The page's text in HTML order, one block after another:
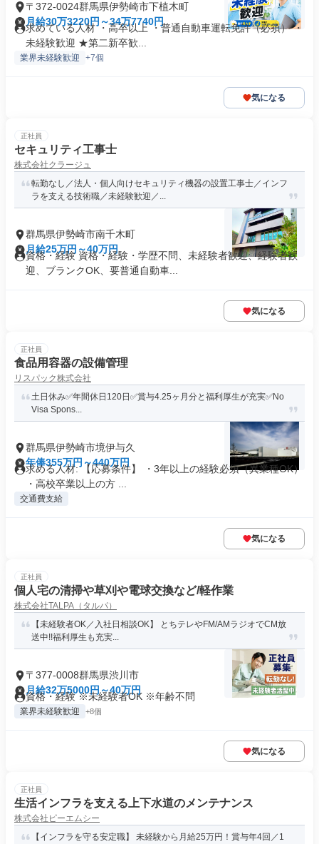
〒372-0024群馬県伊勢崎市下植木町
月給30万3220円～34万7740円
求めている人材 ・高卒以上 ・普通自動車運転免許（必須） ・
未経験歓迎 ★第二新卒歓...
業界未経験歓迎 +7個
気になる
正社員
セキュリティ工事士
株式会社クラージュ
転勤なし／法人・個人向けセキュリティ機器の設置工事士／インフ
ラを支える技術職／未経験歓迎／...
群馬県伊勢崎市南千木町
月給25万円～40万円
資格・経験 資格・経験・学歴不問、未経験者歓迎、経験者歓
迎、ブランクOK、要普通自動車...
気になる
正社員
食品用容器の設備管理
リスパック株式会社
土日休み✅年間休日120日✅賞与4.25ヶ月分と福利厚生が充実✅No
Visa Spons...
群馬県伊勢崎市境伊与久
年俸355万円～440万円
求める人材: 【応募条件】 ・3年以上の経験必須（異業種OK）
・高校卒業以上の方 ...
交通費支給
気になる
正社員
個人宅の清掃や草刈や電球交換など/軽作業
株式会社TALPA（タルパ）
【未経験者OK／入社日相談OK】 とちテレやFM/AMラジオでCM放
送中!!福利厚生も充実...
〒377-0008群馬県渋川市
月給32万5000円～40万円
資格・経験 ※未経験者OK ※年齢不問
業界未経験歓迎 +8個
気になる
正社員
生活インフラを支える上下水道のメンテナンス
株式会社ピーエムシー
【インフラを守る安定職】 未経験から月給25万円！賞与年4回／1